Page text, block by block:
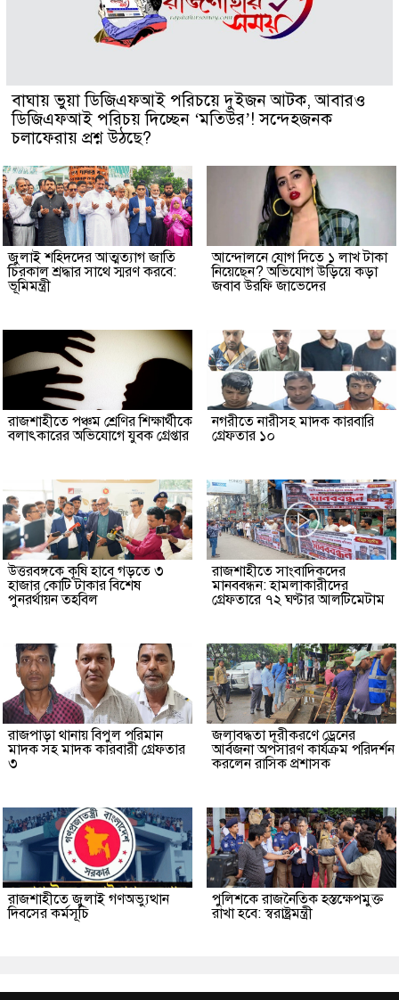
বাঘায় ভুয়া ডিজিএফআই পরিচয়ে দুইজন আটক, আবারও
ডিজিএফআই পরিচয় দিচ্ছেন ‘মতিউর’! সন্দেহজনক
চলাফেরায় প্রশ্ন উঠছে?
জুলাই শহিদদের আত্মত্যাগ জাতি
চিরকাল শ্রদ্ধার সাথে স্মরণ করবে:
ভূমিমন্ত্রী
আন্দোলনে যোগ দিতে ১ লাখ টাকা
নিয়েছেন? অভিযোগ উড়িয়ে কড়া
জবাব উরফি জাভেদের
রাজশাহীতে পঞ্চম শ্রেণির শিক্ষার্থীকে
বলাৎকারের অভিযোগে যুবক গ্রেপ্তার
নগরীতে নারীসহ মাদক কারবারি
গ্রেফতার ১০
উত্তরবঙ্গকে কৃষি হাবে গড়তে ৩
হাজার কোটি টাকার বিশেষ
পুনরর্থায়ন তহবিল
রাজশাহীতে সাংবাদিকদের
মানববন্ধন: হামলাকারীদের
গ্রেফতারে ৭২ ঘণ্টার আলটিমেটাম
রাজপাড়া থানায় বিপুল পরিমান
মাদক সহ মাদক কারবারী গ্রেফতার
৩
জলাবদ্ধতা দূরীকরণে ড্রেনের
আর্বজনা অপসারণ কার্যক্রম পরিদর্শন
করলেন রাসিক প্রশাসক
রাজশাহীতে জুলাই গণঅভ্যুত্থান
দিবসের কর্মসূচি
পুলিশকে রাজনৈতিক হস্তক্ষেপমুক্ত
রাখা হবে: স্বরাষ্ট্রমন্ত্রী